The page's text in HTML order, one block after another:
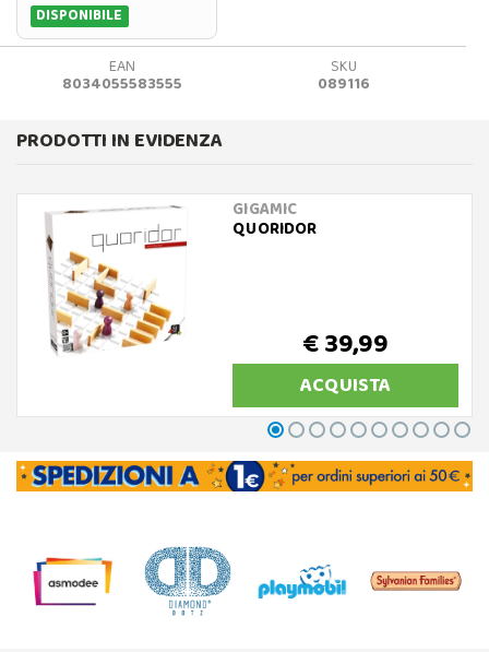
DISPONIBILE
EAN
8034055583555
SKU
089116
PRODOTTI IN EVIDENZA
GIGAMIC
QUORIDOR
€ 39,99
ACQUISTA